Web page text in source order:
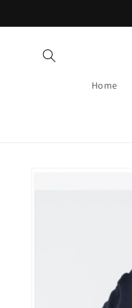
ai contenuti
Home